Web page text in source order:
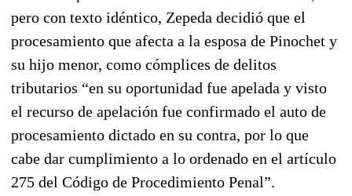
pero con texto idéntico, Zepeda decidió que el
procesamiento que afecta a la esposa de Pinochet y
su hijo menor, como cómplices de delitos
tributarios “en su oportunidad fue apelada y visto
el recurso de apelación fue confirmado el auto de
procesamiento dictado en su contra, por lo que
cabe dar cumplimiento a lo ordenado en el artículo
275 del Código de Procedimiento Penal”.